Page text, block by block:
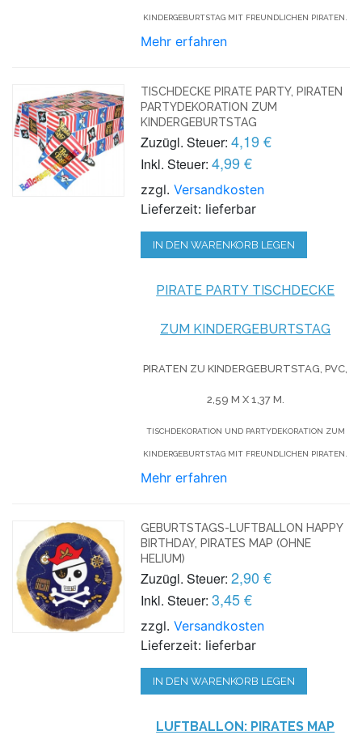
KINDERGEBURTSTAG MIT FREUNDLICHEN PIRATEN.
Mehr erfahren
TISCHDECKE PIRATE PARTY, PIRATEN
PARTYDEKORATION ZUM
KINDERGEBURTSTAG
Zuzügl. Steuer: 4,19 €
Inkl. Steuer: 4,99 €
zzgl.Versandkosten
Lieferzeit: lieferbar
IN DEN WARENKORB LEGEN
PIRATE PARTY TISCHDECKE
ZUM KINDERGEBURTSTAG
PIRATEN ZU KINDERGEBURTSTAG, PVC,
2,59 M X 1,37 M.
TISCHDEKORATION UND PARTYDEKORATION ZUM
KINDERGEBURTSTAG MIT FREUNDLICHEN PIRATEN.
Mehr erfahren
GEBURTSTAGS-LUFTBALLON HAPPY
BIRTHDAY, PIRATES MAP (OHNE
HELIUM)
Zuzügl. Steuer: 2,90 €
Inkl. Steuer: 3,45 €
zzgl.Versandkosten
Lieferzeit: lieferbar
IN DEN WARENKORB LEGEN
LUFTBALLON: PIRATES MAP